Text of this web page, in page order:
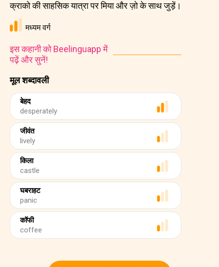
मूल शब्दावली
बेहद
desperately
जीवंत
lively
किला
castle
घबराहट
panic
कॉफी
coffee
क्राको की साहसिक यात्रा पर मिया और ज़ो के साथ जुड़ें।
मध्यम वर्ग
इस कहानी को Beelinguapp में
पढ़ें और सुनें!